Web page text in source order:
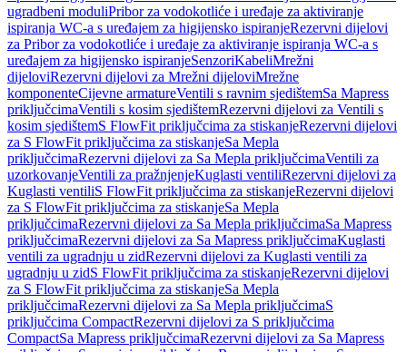
ugradbeni moduliPribor za vodokotliće i uređaje za aktiviranje
ispiranja WC-a s uređajem za higijensko ispiranjeRezervni dijelovi
za Pribor za vodokotliće i uređaje za aktiviranje ispiranja WC-a s
uređajem za higijensko ispiranjeSenzoriKabeliMrežni
dijeloviRezervni dijelovi za Mrežni dijeloviMrežne
komponenteCijevne armatureVentili s ravnim sjedištemSa Mapress
priključcimaVentili s kosim sjedištemRezervni dijelovi za Ventili s
kosim sjedištemS FlowFit priključcima za stiskanjeRezervni dijelovi
za S FlowFit priključcima za stiskanjeSa Mepla
priključcimaRezervni dijelovi za Sa Mepla priključcimaVentili za
uzorkovanjeVentili za pražnjenjeKuglasti ventiliRezervni dijelovi za
Kuglasti ventiliS FlowFit priključcima za stiskanjeRezervni dijelovi
za S FlowFit priključcima za stiskanjeSa Mepla
priključcimaRezervni dijelovi za Sa Mepla priključcimaSa Mapress
priključcimaRezervni dijelovi za Sa Mapress priključcimaKuglasti
ventili za ugradnju u zidRezervni dijelovi za Kuglasti ventili za
ugradnju u zidS FlowFit priključcima za stiskanjeRezervni dijelovi
za S FlowFit priključcima za stiskanjeSa Mepla
priključcimaRezervni dijelovi za Sa Mepla priključcimaS
priključcima CompactRezervni dijelovi za S priključcima
CompactSa Mapress priključcimaRezervni dijelovi za Sa Mapress